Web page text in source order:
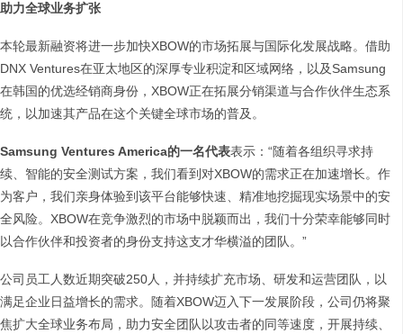
助力全球业务扩张
本轮最新融资将进一步加快XBOW的市场拓展与国际化发展战略。借助
DNX Ventures在亚太地区的深厚专业积淀和区域网络，以及Samsung
在韩国的优选经销商身份，XBOW正在拓展分销渠道与合作伙伴生态系
统，以加速其产品在这个关键全球市场的普及。
Samsung Ventures America的一名代表表示：“随着各组织寻求持
续、智能的安全测试方案，我们看到对XBOW的需求正在加速增长。作
为客户，我们亲身体验到该平台能够快速、精准地挖掘现实场景中的安
全风险。XBOW在竞争激烈的市场中脱颖而出，我们十分荣幸能够同时
以合作伙伴和投资者的身份支持这支才华横溢的团队。”
公司员工人数近期突破250人，并持续扩充市场、研发和运营团队，以
满足企业日益增长的需求。随着XBOW迈入下一发展阶段，公司仍将聚
焦扩大全球业务布局，助力安全团队以攻击者的同等速度，开展持续、